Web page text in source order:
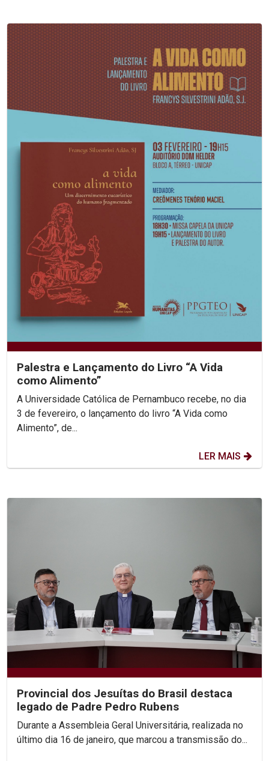
Palestra e Lançamento do Livro “A Vida
como Alimento”
A Universidade Católica de Pernambuco recebe, no dia
3 de fevereiro, o lançamento do livro “A Vida como
Alimento”, de...
LER MAIS
Provincial dos Jesuítas do Brasil destaca
legado de Padre Pedro Rubens
Durante a Assembleia Geral Universitária, realizada no
último dia 16 de janeiro, que marcou a transmissão do...